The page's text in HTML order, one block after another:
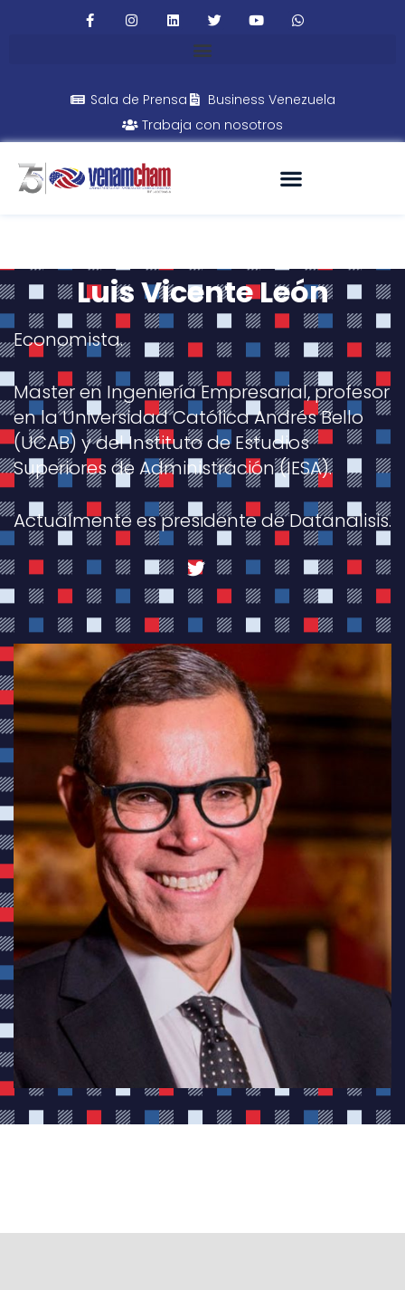
Sala de Prensa
Business Venezuela
Trabaja con nosotros
Luis Vicente León
Economista.
Master en Ingeniería Empresarial, profesor
en la Universidad Católica Andrés Bello
(UCAB) y del Instituto de Estudios
Superiores de Administración (IESA).
Actualmente es presidente de Datanalisis.